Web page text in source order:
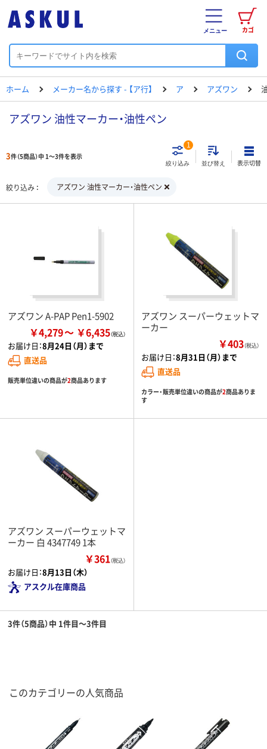
カゴ
メニュー
ホーム メーカー名から探す - 【ア行】 ア アズワン
アズワン 油性マーカー・油性ペン
3件（5商品）中 1～3件を表示
絞り込み
1
並び替え 表示切替
絞り込み アズワン 油性マーカー・油性ペン
アズワン A-PAP Pen1-5902
￥4,279 ￥6,435
お届け日：8月24日（月）まで
直送品
販売単位違いの商品が2商品あります
アズワン スーパーウェットマ
ーカー
￥403（税込）
お届け日：8月31日（月）まで
直送品
カラー・販売単位違いの商品が2商品ありま
す
アズワン スーパーウェットマ
ーカー 白 4347749 1本
￥361（税込）
お届け日：8月13日（木）
アスクル在庫商品
3件（5商品）中 1件目～3件目
このカテゴリーの人気商品